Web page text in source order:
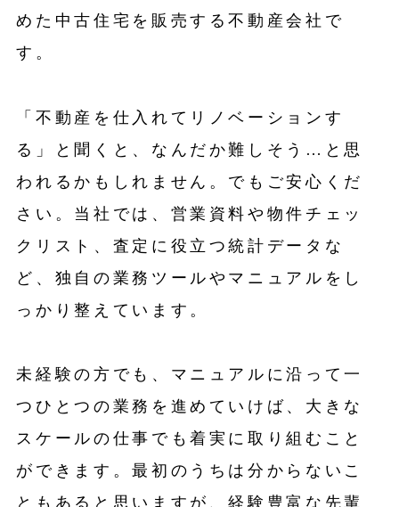
めた中古住宅を販売する不動産会社で
す。
「不動産を仕入れてリノベーションす
る」と聞くと、なんだか難しそう…と思
われるかもしれません。でもご安心くだ
さい。当社では、営業資料や物件チェッ
クリスト、査定に役立つ統計データな
ど、独自の業務ツールやマニュアルをし
っかり整えています。
未経験の方でも、マニュアルに沿って一
つひとつの業務を進めていけば、大きな
スケールの仕事でも着実に取り組むこと
ができます。最初のうちは分からないこ
ともあると思いますが、経験豊富な先輩